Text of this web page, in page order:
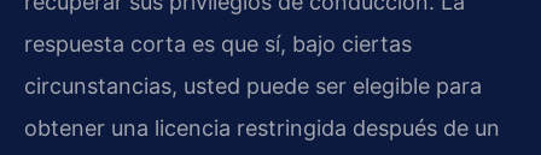
respuesta corta es que sí, bajo ciertas
circunstancias, usted puede ser elegible para
obtener una licencia restringida después de un